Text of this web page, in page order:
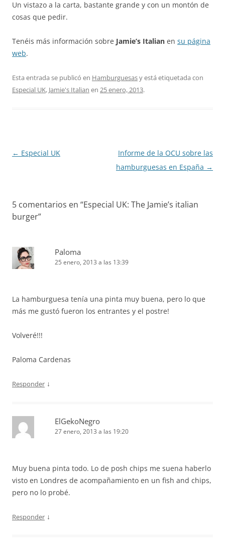
Un vistazo a la carta, bastante grande y con un montón de
cosas que pedir.
Tenéis más información sobre Jamie’s Italian en su página
web.
Esta entrada se publicó en Hamburguesasy está etiquetada con
Especial UK, Jamie's Italian en 25 enero, 2013.
Navegación
← Especial UK
Informe de la OCU sobre las
hamburguesas en España →
5 comentarios en “Especial UK: The Jamie’s italian
burger”
Paloma
25 enero, 2013 a las 13:39
La hamburguesa tenía una pinta muy buena, pero lo que
más me gustó fueron los entrantes y el postre!
Volveré!!!
Paloma Cardenas
Responder ↓
ElGekoNegro
27 enero, 2013 a las 19:20
Muy buena pinta todo. Lo de posh chips me suena haberlo
visto en Londres de acompañamiento en un fish and chips,
pero no lo probé.
Responder ↓